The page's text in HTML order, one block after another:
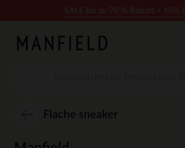
Flache sneaker